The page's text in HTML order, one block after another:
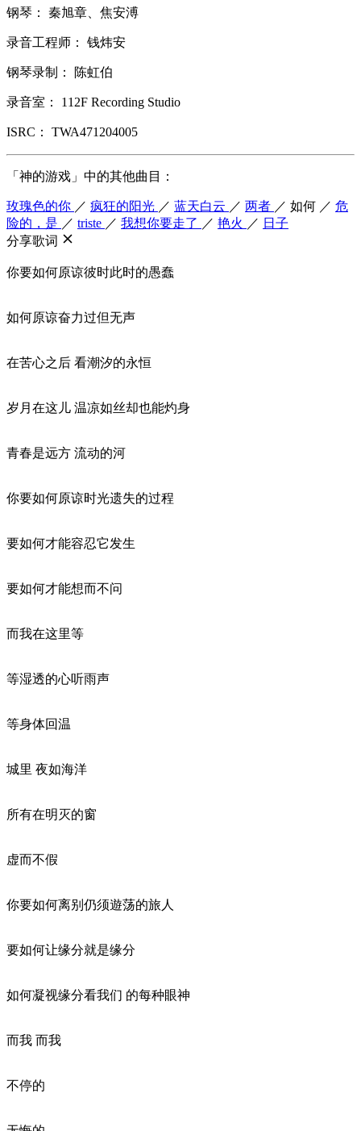
钢琴： 秦旭章、焦安溥
录音工程师： 钱炜安
钢琴录制： 陈虹伯
录音室： 112F Recording Studio
ISRC： TWA471204005
「神的游戏」中的其他曲目：
玫瑰色的你 ／ 疯狂的阳光 ／ 蓝天白云 ／ 两者 ／ 如何 ／ 危
险的，是 ／ triste ／ 我想你要走了 ／ 艳火 ／ 日子
分享歌词
你要如何原谅彼时此时的愚蠢
如何原谅奋力过但无声
在苦心之后 看潮汐的永恒
岁月在这儿 温凉如丝却也能灼身
青春是远方 流动的河
你要如何原谅时光遗失的过程
要如何才能容忍它发生
要如何才能想而不问
而我在这里等
等湿透的心听雨声
等身体回温
城里 夜如海洋
所有在明灭的窗
虚而不假
你要如何离别仍须遊荡的旅人
要如何让缘分就是缘分
如何凝视缘分看我们 的每种眼神
而我 而我
不停的